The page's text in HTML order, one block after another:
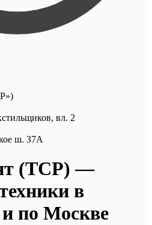
вл. 2
ш. 37А
(ТСР) —
в
по Москве